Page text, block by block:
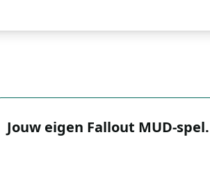
Jouw eigen Fallout MUD-spel.